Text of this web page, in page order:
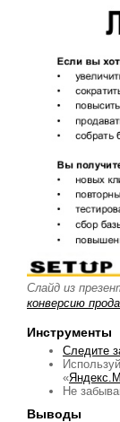
Слайд из
конверсию
Инструменты
Следите
«
Не
Выводы